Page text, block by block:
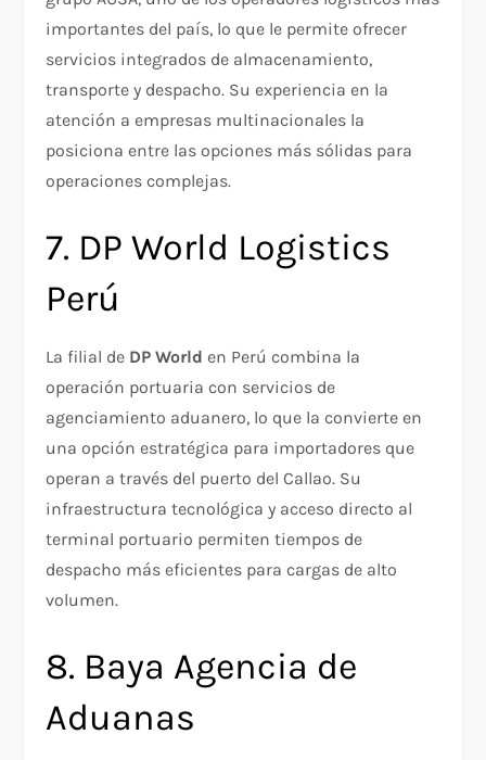
importantes del país, lo que le permite ofrecer
servicios integrados de almacenamiento,
transporte y despacho. Su experiencia en la
atención a empresas multinacionales la
posiciona entre las opciones más sólidas para
operaciones complejas.
7. DP World Logistics
Perú
La filial de DP World en Perú combina la
operación portuaria con servicios de
agenciamiento aduanero, lo que la convierte en
una opción estratégica para importadores que
operan a través del puerto del Callao. Su
infraestructura tecnológica y acceso directo al
terminal portuario permiten tiempos de
despacho más eficientes para cargas de alto
volumen.
8. Baya Agencia de
Aduanas